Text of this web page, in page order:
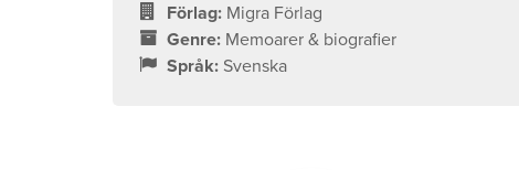
Förlag: Migra Förlag
Genre: Memoarer & biografier
Språk: Svenska